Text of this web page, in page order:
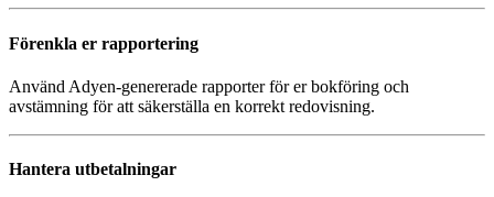
Förenkla er rapportering
Använd Adyen-genererade rapporter för er bokföring och
avstämning för att säkerställa en korrekt redovisning.
Hantera utbetalningar